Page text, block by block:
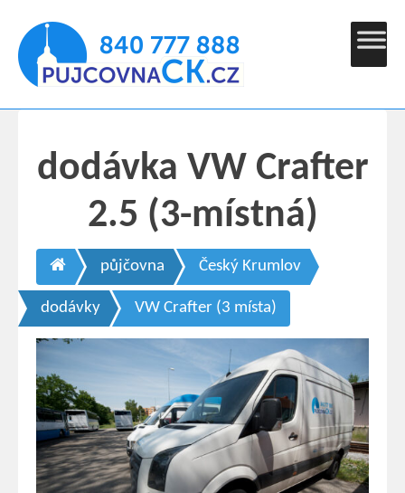
dodávka VW Crafter
2.5 (3-místná)
půjčovna Český Krumlov
dodávky VW Crafter (3 místa)